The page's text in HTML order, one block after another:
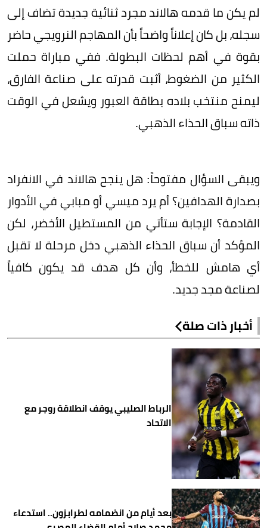
لم يكن ما قدمه هالاند مجرد ثنائية جديدة تضاف إلى
سجله، بل كان إعلاناً واضحاً بأن المهاجم النرويجي حاضر
بقوة في أهم لحظات البطولة. ففي مباراة حملت
الكثير من الضغوط، أثبت قدرته على صناعة الفارق،
ليمنح منتخب بلاده بطاقة العبور ويشعل في الوقت
ذاته سباق الحذاء الذهبي.
ويبقى السؤال مفتوحاً: هل ينجح هالاند في الانفراد
بصدارة الهدافين؟ أم يرد ميسي أو مبابي في الأدوار
القادمة؟ الإجابة ستأتي من المستطيل الأخضر، لكن
المؤكد أن سباق الحذاء الذهبي دخل مرحلة لا تقبل
أي هامش للخطأ، وأن كل هدف قد يكون كافياً
لصناعة مجد جديد.
أخبار ذات صلة
الرباط الصليبي يوقف انطلاقة روجر مع
الاتحاد
بعد أيام من انضمامه لطرابزون.. استدعاء